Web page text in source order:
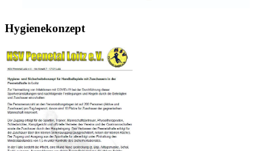
Hygienekonzept